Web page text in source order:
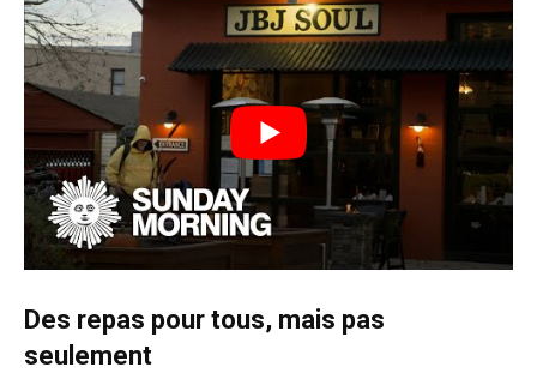
Des repas pour tous, mais pas
seulement